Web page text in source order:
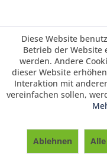
ab 700 € und
Diese Website
Betrieb der
werden. Andere
dieser Website
Interaktion mit
vereinfachen sollen,
Ablehnen